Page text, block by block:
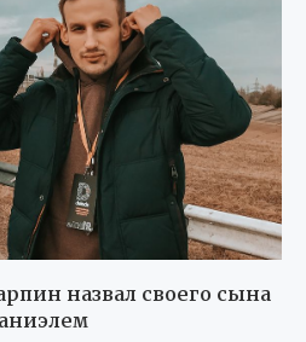
назвал своего сына